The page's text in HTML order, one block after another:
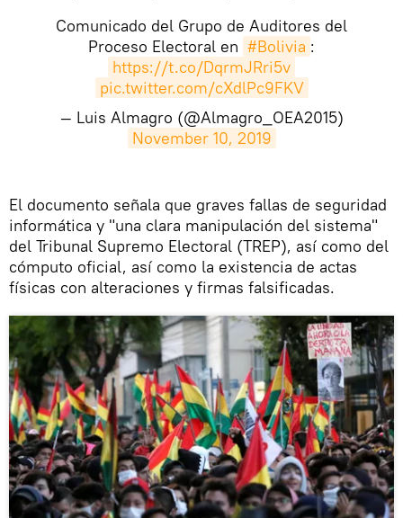
Comunicado del Grupo de Auditores del
Proceso Electoral en #Bolivia :
https://t.co/DqrmJRri5v
pic.twitter.com/cXdlPc9FKV
— Luis Almagro (@Almagro_OEA2015)
November 10, 2019
El documento señala que graves fallas de seguridad
informática y "una clara manipulación del sistema"
del Tribunal Supremo Electoral (TREP), así como del
cómputo oficial, así como la existencia de actas
físicas con alteraciones y firmas falsificadas.